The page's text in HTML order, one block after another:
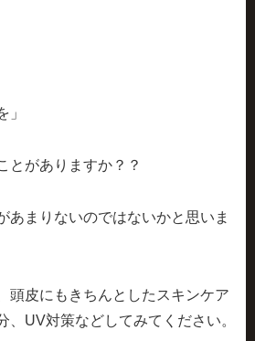
」
とがありますか？？
あまりないのではないかと思いま
頭皮にもきちんとしたスキンケア
、UV対策などしてみてください。